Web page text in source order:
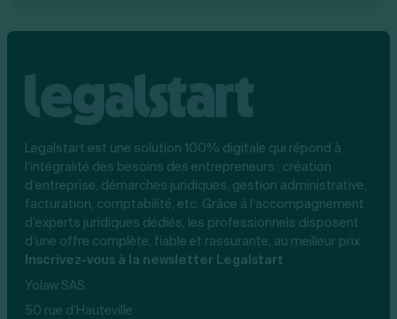
Legalstart est une solution 100% digitale qui répond à
l’intégralité des besoins des entrepreneurs : création
d’entreprise, démarches juridiques, gestion administrative,
facturation, comptabilité, etc. Grâce à l’accompagnement
d’experts juridiques dédiés, les professionnels disposent
d’une offre complète, fiable et rassurante, au meilleur prix.
Inscrivez-vous à la newsletter Legalstart
Yolaw SAS
50 rue d’Hauteville